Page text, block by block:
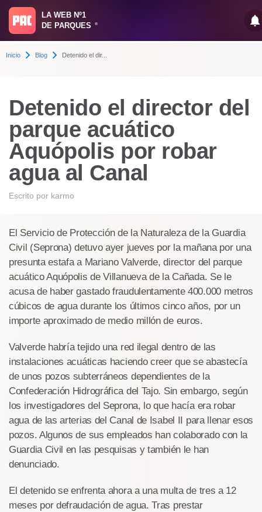
LA WEB Nº1
DE PARQUES
®
Inicio Blog Detenido el dir...
Detenido el director del
parque acuático
Aquópolis por robar
agua al Canal
Escrito por karmo
El Servicio de Protección de la Naturaleza de la Guardia
Civil (Seprona) detuvo ayer jueves por la mañana por una
presunta estafa a Mariano Valverde, director del parque
acuático Aquópolis de Villanueva de la Cañada. Se le
acusa de haber gastado fraudulentamente 400.000 metros
cúbicos de agua durante los últimos cinco años, por un
importe aproximado de medio millón de euros.
Valverde habría tejido una red ilegal dentro de las
instalaciones acuáticas haciendo creer que se abastecía
de unos pozos subterráneos dependientes de la
Confederación Hidrográfica del Tajo. Sin embargo, según
los investigadores del Seprona, lo que hacía era robar
agua de las arterias del Canal de Isabel II para llenar esos
pozos. Algunos de sus empleados han colaborado con la
Guardia Civil en las pesquisas y también le han
denunciado.
El detenido se enfrenta ahora a una multa de tres a 12
meses por defraudación de agua. Tras prestar